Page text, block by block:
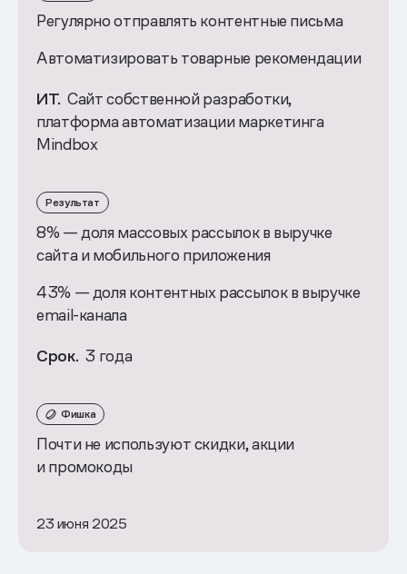
Регулярно отправлять контентные письма
Автоматизировать товарные рекомендации
ИТ.Сайт собственной разработки,
платформа автоматизации маркетинга
Mindbox
Результат
8% — доля массовых рассылок в выручке
сайта и мобильного приложения
43% — доля контентных рассылок в выручке
email-канала
Срок. 3 года
Фишка
Почти не используют скидки, акции
и промокоды
23 июня 2025